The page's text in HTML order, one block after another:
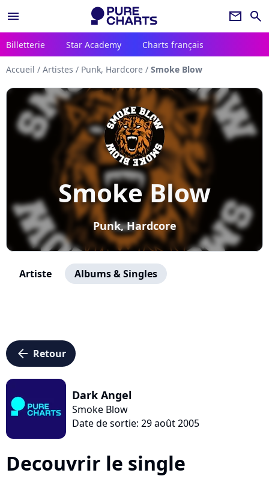
menu newsletter search
Billetterie Star Academy Charts français
Accueil / Artistes / Punk, Hardcore / Smoke Blow
Smoke Blow
Punk, Hardcore
Artiste Albums & Singles
arrow_left Retour
Dark Angel
Smoke Blow
Date de sortie: 29 août 2005
Decouvrir le single